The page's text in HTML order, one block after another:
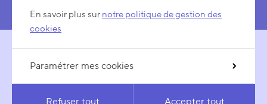
SUIVEZ-NOUS
En savoir plus sur notre politique de gestion des
cookies
Paramétrer mes cookies
Refuser tout Accepter tout